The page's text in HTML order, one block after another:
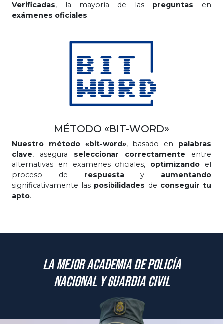
Verificadas, la mayoría de las preguntas en
exámenes oficiales.
MÉTODO «BIT-WORD»
Nuestro método «bit-word», basado en palabras
clave, asegura seleccionar correctamente entre
alternativas en exámenes oficiales, optimizando el
proceso de respuestay aumentando
significativamente las posibilidades de conseguir tu
apto.
La mejor academia de Policía
Nacional y Guardia Civil